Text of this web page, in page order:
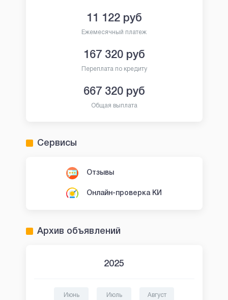
11 122руб
Ежемесячный платеж
167 320руб
Переплата по кредиту
667 320руб
Общая выплата
Сервисы
Отзывы
Онлайн-проверка КИ
Архив объявлений
2025
Июнь Июль Август